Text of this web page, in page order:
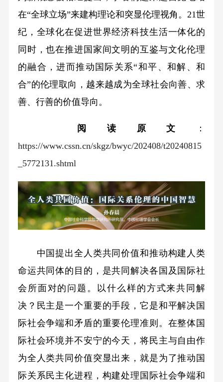
在“全球立场”来建构理论和突显伦理视角。21世
纪，全球化在促进世界经济科技生活一体化的
同时，也在推进国家间文明的互鉴与文化伦理
的融合，进而推动国际关系“和平、和解、和
合”的伦理取向，越来越成为全球社会向善、求
善、行善的价值导向。
阅读原文
：
https://www.cssn.cn/skgz/bwyc/202408/t20240815
_5772131.shtml
中国提出全人类共同价值和推动构建人类
命运共同体的目的，是共同解决各国及国际社
会所面对的问题。以什么样的方式来共同解
决？民主是一个重要的手段，它是和平解决国
际社会争端和矛盾的重要伦理准则。在整体国
际社会环境并不安宁的今天，将民主与自由作
为全人类共同价值突显出来，就是为了推动国
际关系民主化进程，构建处理国际社会争端和